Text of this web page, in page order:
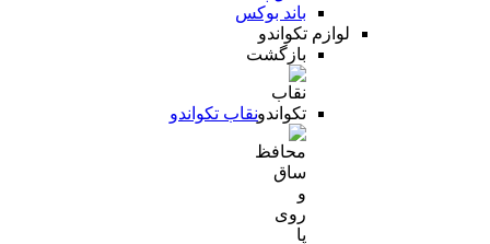
باند بوکس
لوازم تکواندو
بازگشت
نقاب تکواندو